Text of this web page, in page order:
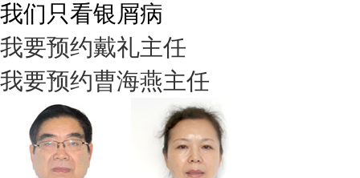
我们只看银屑病
我要预约戴礼主任
我要预约曹海燕主任